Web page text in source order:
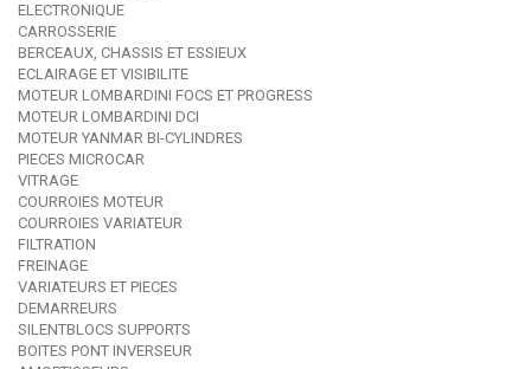
ELECTRONIQUE
CARROSSERIE
BERCEAUX, CHASSIS ET ESSIEUX
ECLAIRAGE ET VISIBILITE
MOTEUR LOMBARDINI FOCS ET PROGRESS
MOTEUR LOMBARDINI DCI
MOTEUR YANMAR BI-CYLINDRES
PIECES MICROCAR
VITRAGE
COURROIES MOTEUR
COURROIES VARIATEUR
FILTRATION
FREINAGE
VARIATEURS ET PIECES
DEMARREURS
SILENTBLOCS SUPPORTS
BOITES PONT INVERSEUR